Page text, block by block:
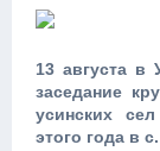
13 августа в
заседание
усинских
этого года в